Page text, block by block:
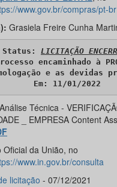
www.gov.br/compras/pt-br
Grasiela Freire Cunha
Status: LICITAÇÃO
encaminhado à
e as devidas
Em: 11/01/2022
Técnica -
_ EMPRESA Content
Oficial da União, no
www.in.gov.br/consulta
licitação - 07/12/2021